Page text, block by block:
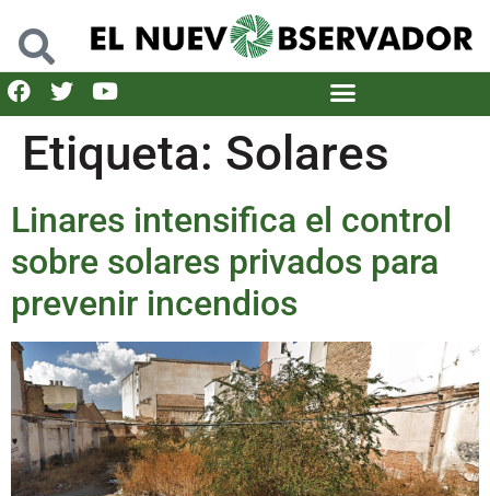
Etiqueta: Solares
Linares intensifica el control
sobre solares privados para
prevenir incendios